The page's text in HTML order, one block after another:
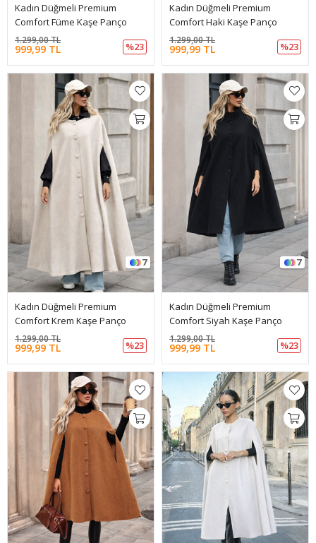
Kadın Düğmeli Premium
Comfort Füme Kaşe Panço
999,99 TL
1.299,00 TL
%23
Kadın Düğmeli Premium
Comfort Haki Kaşe Panço
999,99 TL
1.299,00 TL
%23
7
Kadın Düğmeli Premium
Comfort Krem Kaşe Panço
999,99 TL
1.299,00 TL
%23
7
Kadın Düğmeli Premium
Comfort Siyah Kaşe Panço
999,99 TL
1.299,00 TL
%23